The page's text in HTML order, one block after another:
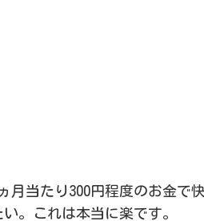
当たり300円程度のお金で
。これは本当に楽です。